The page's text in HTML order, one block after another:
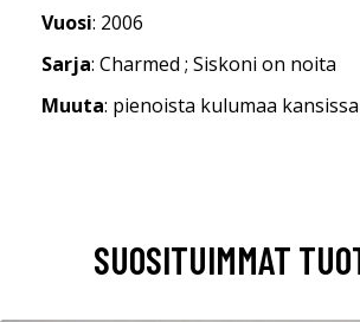
Vuosi: 2006
Sarja: Charmed ; Siskoni on noita
Muuta: pienoista kulumaa kansissa
SUOSITUIMMAT